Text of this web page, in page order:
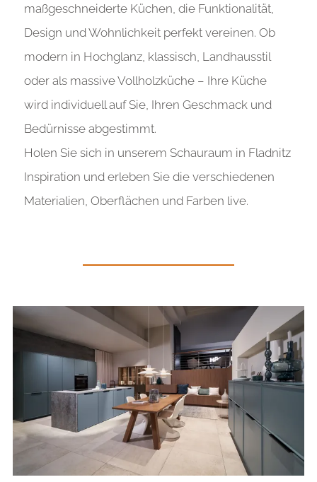
maßgeschneiderte Küchen, die Funktionalität,
Design und Wohnlichkeit perfekt vereinen. Ob
modern in Hochglanz, klassisch, Landhausstil
oder als massive Vollholzküche – Ihre Küche
wird individuell auf Sie, Ihren Geschmack und
Bedürnisse abgestimmt.
Holen Sie sich in unserem Schauraum in Fladnitz
Inspiration und erleben Sie die verschiedenen
Materialien, Oberflächen und Farben live.